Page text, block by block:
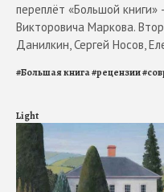
переплёт «Большой
Викторовича Маркова.
Данилкин, Сергей Носов,
#Большая книга#рецензии#
Light